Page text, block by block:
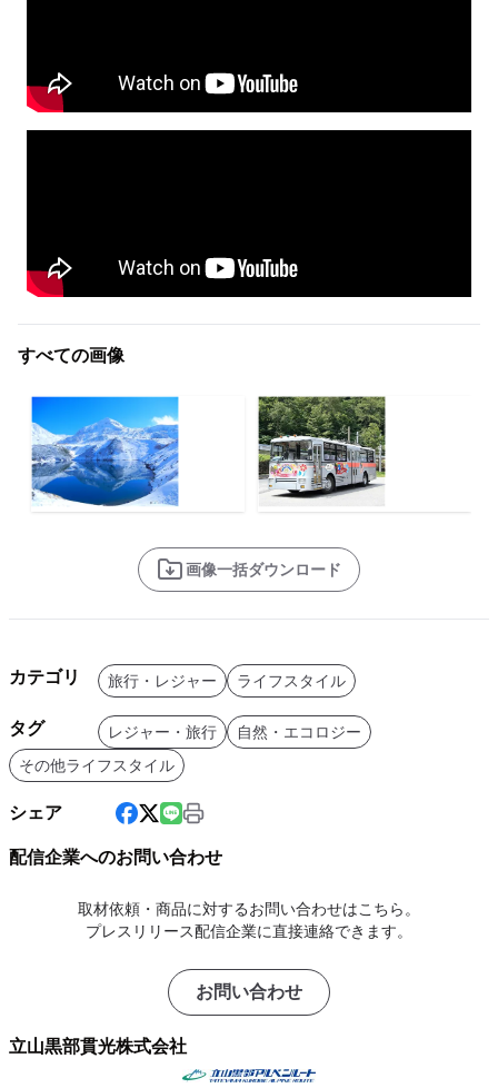
すべての画像
画像一括ダウンロード
カテゴリ 旅行・レジャー ライフスタイル
タグ レジャー・旅行
自然・エコロジー
その他ライフスタイル
シェア
配信企業へのお問い合わせ
取材依頼・商品に対するお問い合わせはこちら。
プレスリリース配信企業に直接連絡できます。
お問い合わせ
立山黒部貫光株式会社